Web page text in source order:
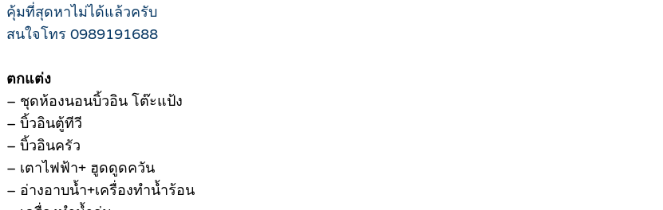
คุ้มที่สุดหาไม่ได้แล้วครับ
สนใจโทร 0989191688
ตกแต่ง
– ชุดห้องนอนบิ้วอิน โต๊ะแป้ง
– บิ้วอินตู้ทีวี
– บิ้วอินครัว
– เตาไฟฟ้า+ ฮูดดูดควัน
– อ่างอาบน้ำ+เครื่องทำน้ำร้อน